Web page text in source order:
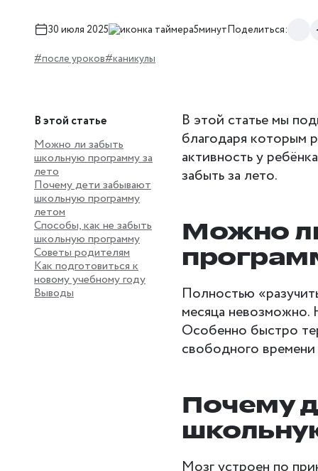
30 июля 2025 5минутПоделиться:
#после уроков#каникулы
В этой статье
Можно ли забыть
школьную программу за
лето
Почему дети забывают
школьную программу
летом
Способы, как не забыть
школьную программу
Советы родителям
Как подготовиться к
новому учебному году
Выводы
В этой статье мы
благодаря которым
активность у
забыть за лето.
Можно
Полностью
месяца
Особенно быстро
свободного
Почему